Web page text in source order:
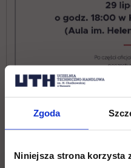
Zgoda
Niniejsza strona korzysta